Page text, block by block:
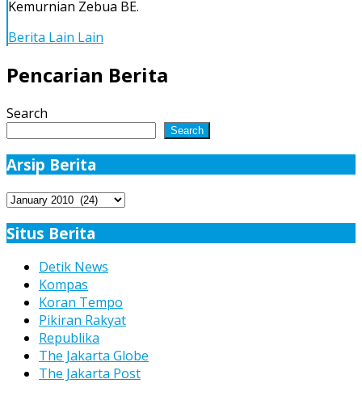
Kemurnian Zebua BE.
Berita Lain Lain
Pencarian Berita
Search
Search
Arsip Berita
Arsip
Situs Berita
Detik News
Kompas
Koran Tempo
Pikiran Rakyat
Republika
The Jakarta Globe
The Jakarta Post